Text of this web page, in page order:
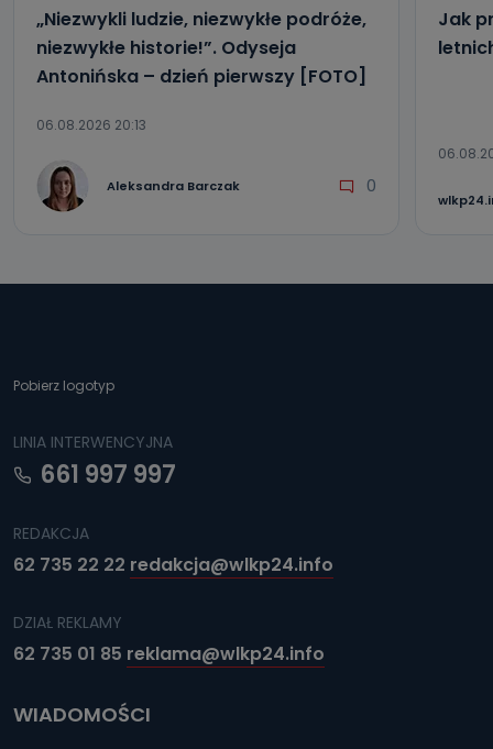
„Niezwykli ludzie, niezwykłe podróże,
niezwykłe historie!”. Odyseja
Antonińska – dzień pierwszy [FOTO]
06.08.2026 20:13
Aleksandra Barczak 0
Jak
Pobierz logotyp
LINIA INTERWENCYJNA
661 997 997
REDAKCJA
62 735 22 22 redakcja@wlkp24.info
DZIAŁ REKLAMY
62 735 01 85 reklama@wlkp24.info
WIADOMOŚCI